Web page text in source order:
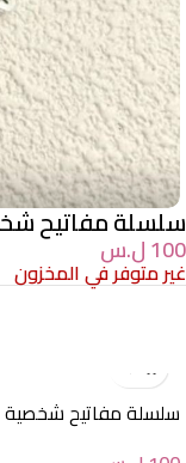
سلسلة مفاتيح
100ل.س
غير متوفر في المخزون
سلسلة مفاتيح شخصية